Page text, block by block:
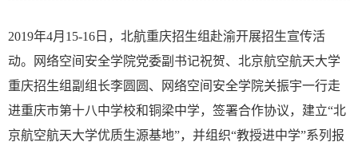
2019年4月15-16日，北航重庆招生组赴渝开展招生宣传活
动。网络空间安全学院党委副书记祝贺、北京航空航天大学
重庆招生组副组长李圆圆、网络空间安全学院关振宇一行走
进重庆市第十八中学校和铜梁中学，签署合作协议，建立“北
京航空航天大学优质生源基地”，并组织“教授进中学”系列报